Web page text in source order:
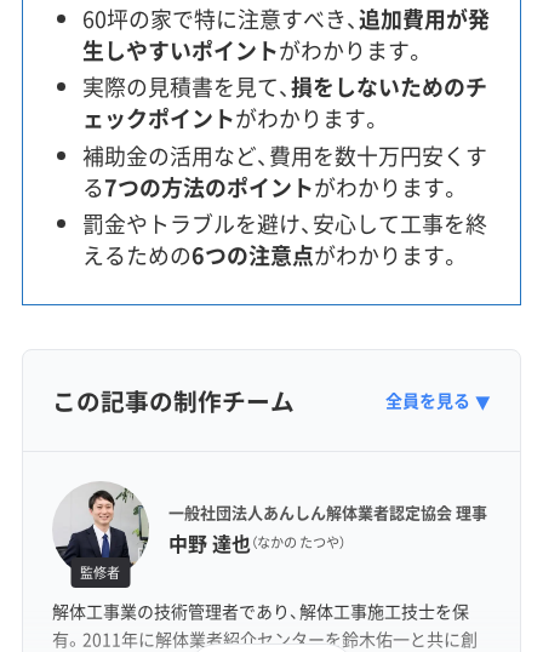
60坪の家で特に注意すべき、追加費用が発
生しやすいポイントがわかります。
実際の見積書を見て、損をしないためのチ
ェックポイントがわかります。
補助金の活用など、費用を数十万円安くす
る7つの方法のポイントがわかります。
罰金やトラブルを避け、安心して工事を終
えるための6つの注意点がわかります。
この記事の制作チーム 全員を見る ▼
監修者
一般社団法人あんしん解体業者認定協会 理事
中野 達也（なかの たつや）
解体工事業の技術管理者であり、解体工事施工技士を保
有。2011年に解体業者紹介センターを鈴木佑一と共に創